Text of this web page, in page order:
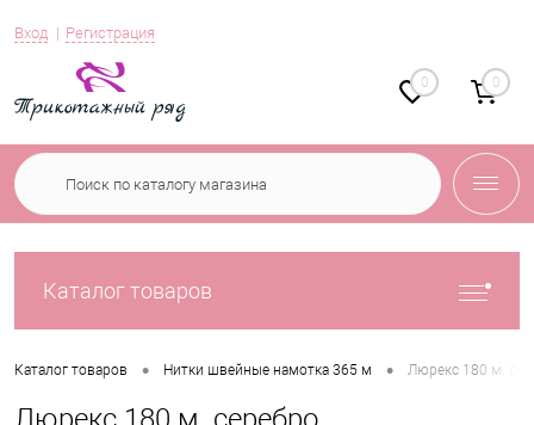
Вход Регистрация
0 0
Каталог товаров
Каталог товаров • Нитки швейные намотка 365 м • Люрекс 180 м.